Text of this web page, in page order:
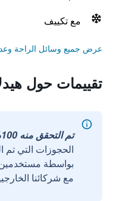
مع تكييف
عرض جميع وسائل الراحة
تقييمات حول
تم التحقق منه 100%
الحجوزات التي تم
مع شركائنا